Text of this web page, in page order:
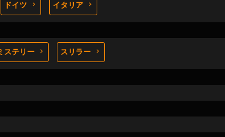
ドイツ イタリア
ステリー スリラー